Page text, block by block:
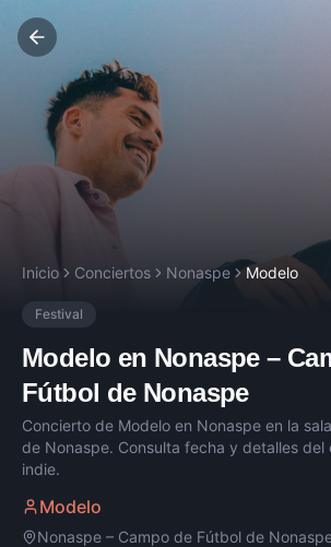
Inicio Conciertos Nonaspe Modelo
Festival
Modelo en Nonaspe–
Fútbol de Nonaspe
Concierto de Modelo en Nonaspe en la sala
de Nonaspe. Consulta fecha y detalles del
indie.
Modelo
Nonaspe – Campo de Fútbol de